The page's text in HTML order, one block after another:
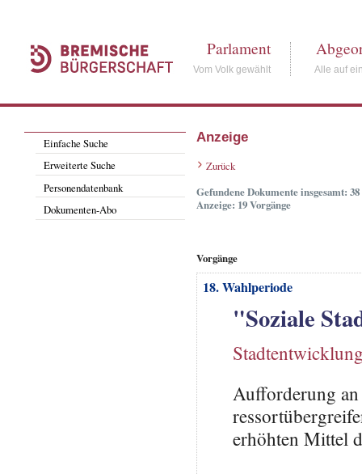
Parlament
Vom Volk gewählt Alle auf
Einfache Suche
Erweiterte Suche
Personendatenbank
Dokumenten-Abo
Anzeige
Zurück
Gefundene Dokumente insgesamt: 38
Anzeige: 19 Vorgänge
Vorgänge
18. Wahlperiode
"Soziale
Aufforderung an
erhöhten Mittel